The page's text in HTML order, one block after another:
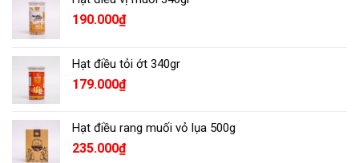
190.000₫
Hạt điều tỏi ớt 340gr
179.000₫
Hạt điều rang muối vỏ lụa 500g
235.000₫